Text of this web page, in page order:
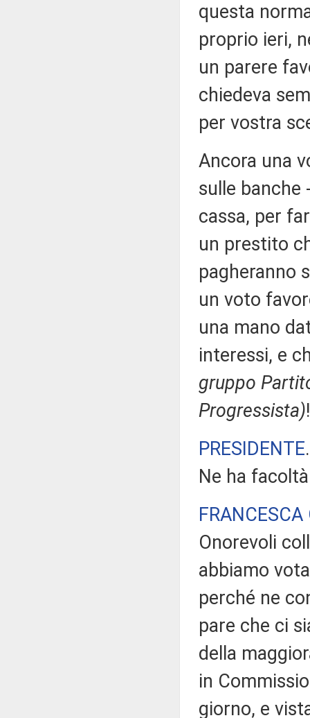
questa
proprio ieri,
un parere
chiedeva
per vostra
Ancora una
sulle banche
cassa, per
un prestito
pagheranno
un voto
una mano
interessi, e
gruppo
Progressista)!
PRESIDENTE
Ne ha
FRANCESCA
Onorevoli
abbiamo
perché ne
pare che ci
della
in
giorno, e